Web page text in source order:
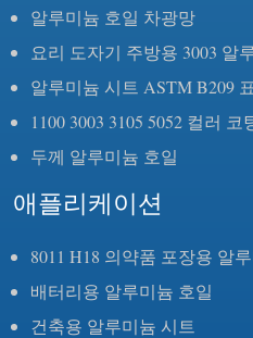
알루미늄 호일 차광망
요리 도자기 주방용 3003 알
알루미늄 시트 ASTM B209
1100 3003 3105 5052 컬러
두께 알루미늄 호일
애플리케이션
8011 H18 의약품 포장용 알
배터리용 알루미늄 호일
건축용 알루미늄 시트